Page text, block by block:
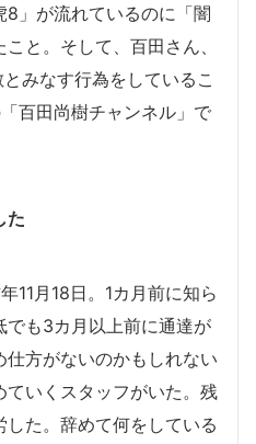
」が流れているのに「闇
と。そして、百田さん、
みなす行為をしているこ
百田尚樹チャンネル」で
た
11月18日。1カ月前に知ら
でも3カ月以上前に通達が
方がないのかもしれない
いくスタッフがいた。残
た。辞めて何をしている